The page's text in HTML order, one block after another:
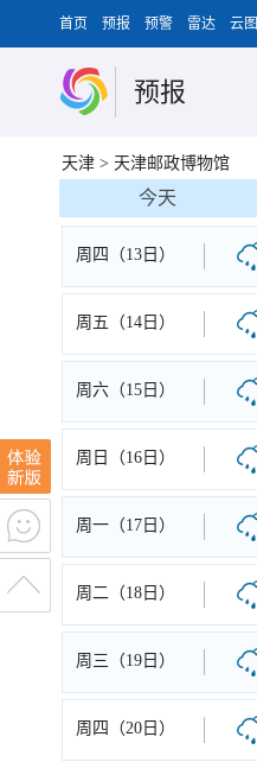
首页 预报 预警 雷达 云图
预报
天津 > 天津邮政博物馆
今天
周四（13日）
周五（14日）
周六（15日）
周日（16日）
周一（17日）
周二（18日）
周三（19日）
周四（20日）